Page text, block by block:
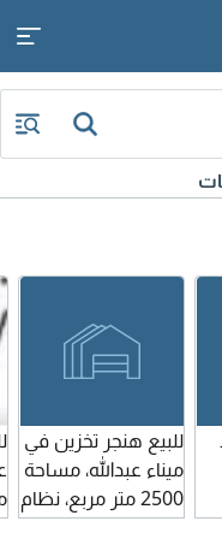
للبيع هنجر تخزين في
ميناء عبدالله، مساحة
2500 متر مربع، نظام
شركة. تواصل